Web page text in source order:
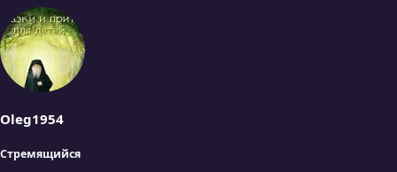
Oleg1954
Стремящийся